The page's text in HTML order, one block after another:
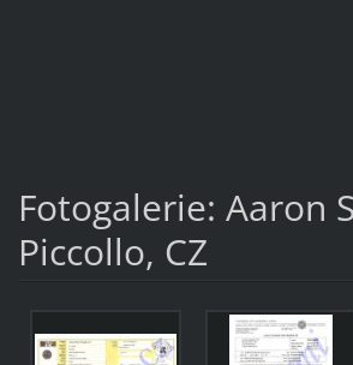
Fotogalerie: Aaron
Piccollo, CZ